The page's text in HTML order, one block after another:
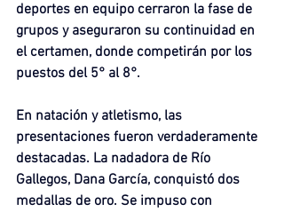
deportes en equipo cerraron la fase de
grupos y aseguraron su continuidad en
el certamen, donde competirán por los
puestos del 5° al 8°.
En natación y atletismo, las
presentaciones fueron verdaderamente
destacadas. La nadadora de Río
Gallegos, Dana García, conquistó dos
medallas de oro. Se impuso con